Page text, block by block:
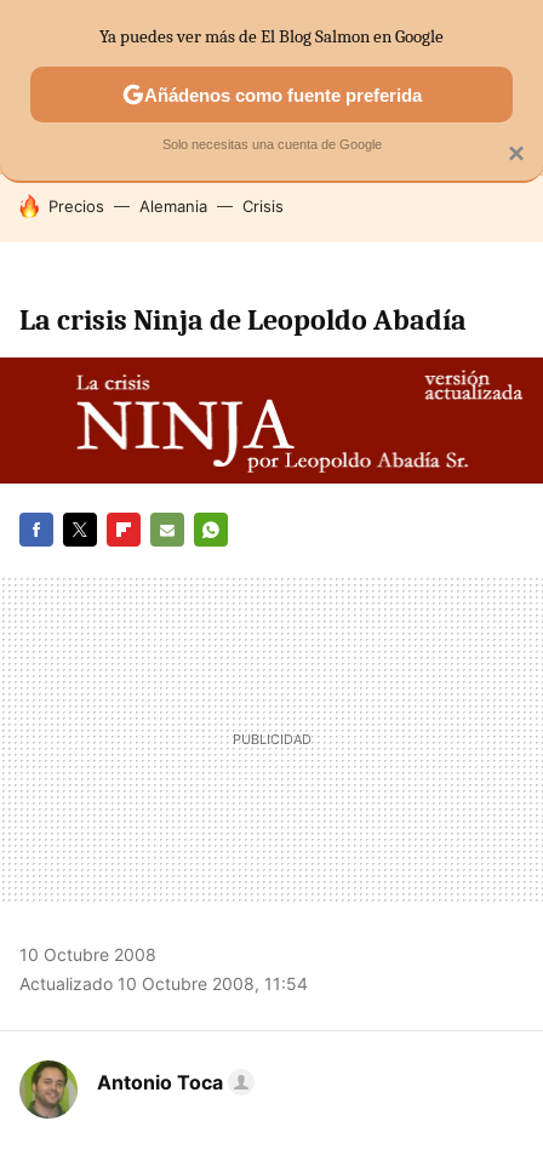
MENÚ NUEVO
ECONOMÍA DOMÉSTICA MERCADOS
HOY SE HABLA DE
Precios Alemania Crisis
La crisis Ninja de Leopoldo Abadía
MAIL
10 Octubre 2008
Actualizado 10 Octubre 2008, 11:54
Antonio Toca
×
Ya puedes ver más de El Blog Salmon en Google
Añádenos como fuente preferida
Solo necesitas una cuenta de Google